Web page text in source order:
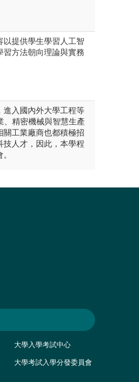
提供學生學習人工智
方法朝向理論與實務
進入國內外大學工程等
、精密機械與智慧生產
工業廠商也都積極招
人才，因此，本學程
大學入學考試中心
大學考試入學分發委員會